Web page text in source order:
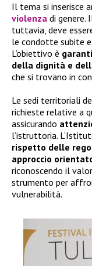
Il tema si inserisce
violenza di genere.
tuttavia, deve
le condotte subite
L’obiettivo è
della dignità e
che si trovano in
Le sedi territoriali
richieste relative a
assicurando
l’istruttoria.
rispetto delle
approccio
riconoscendo il
strumento per
vulnerabilità.